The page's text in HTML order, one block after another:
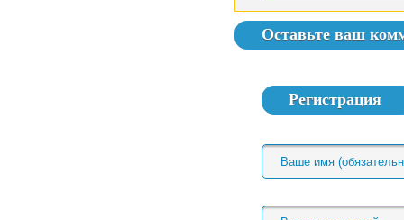
Оставьте ваш
Регистрация